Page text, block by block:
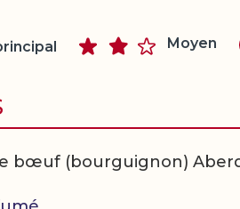
Moyen
bœuf (bourguignon)